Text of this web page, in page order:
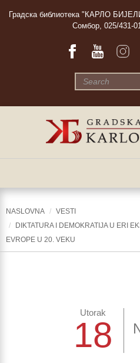
Градска библиотека "КАРЛО
Сомбор, 025/431-
NASLOVNA
VESTI
DIKTATURA I DEMOKRATIJA U ERI
EVROPE U 20. VEKU
Utorak
18